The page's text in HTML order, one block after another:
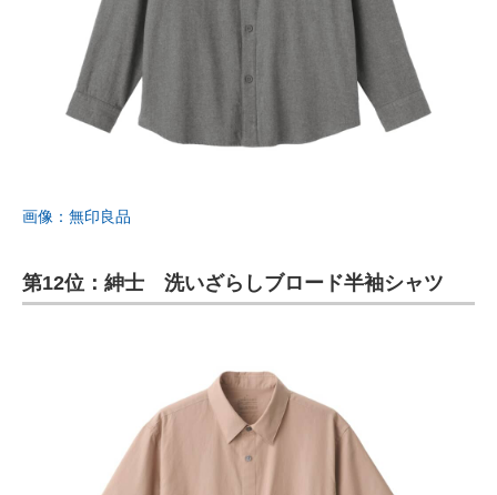
画像：無印良品
第12位：紳士 洗いざらしブロード半袖シャツ